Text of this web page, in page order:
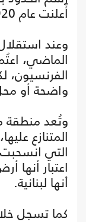
أُعلنت عام 1920 وسوريا.
وعند
الماضي،
الفرنسيون،
واضحة أو
وتُعد منطقة
المتنازع
اعتبار أنها
أنها لبنانية.
كما تسجل